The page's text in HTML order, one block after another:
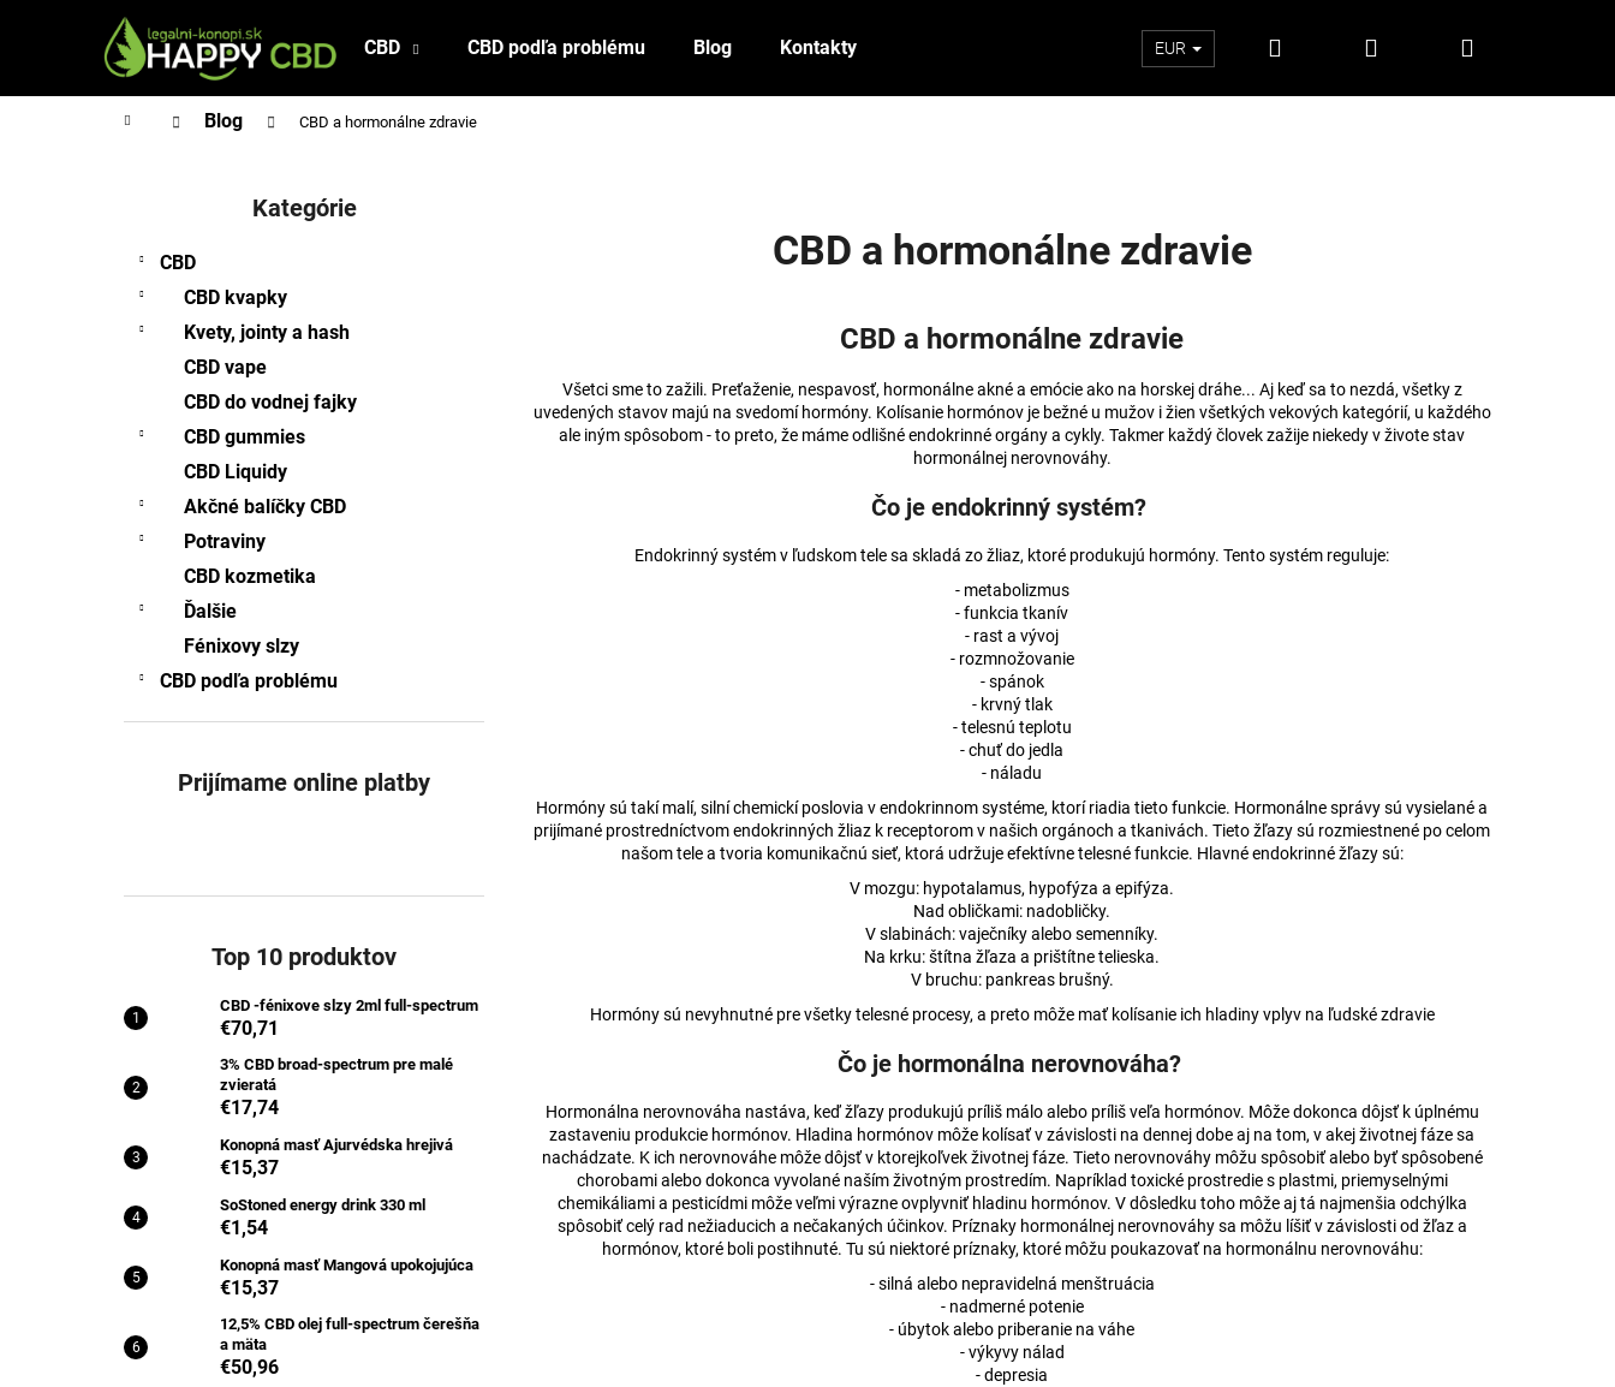
CBD CBD podľa problému Blog Kontakty EUR Prihlásenie
DomovBlog CBD a hormonálne zdravie
Kategórie
CBD
CBD kvapky
Kvety, jointy a hash
CBD vape
CBD do vodnej fajky
CBD gummies
CBD Liquidy
Akčné balíčky CBD
Potraviny
CBD kozmetika
Ďalšie
Fénixovy slzy
CBD podľa problému
Prijímame online platby
Top 10 produktov
CBD -fénixove slzy 2ml full-spectrum
€70,71
3% CBD broad-spectrum pre malé
zvieratá
€17,74
Konopná masť Ajurvédska hrejivá
€15,37
SoStoned energy drink 330 ml
€1,54
Konopná masť Mangová upokojujúca
€15,37
12,5% CBD olej full-spectrum čerešňa
a mäta
€50,96
CBD a hormonálne zdravie
CBD a hormonálne zdravie
Všetci sme to zažili. Preťaženie, nespavosť, hormonálne akné a emócie ako na horskej dráhe... Aj keď sa to nezdá, všetky z
uvedených stavov majú na svedomí hormóny. Kolísanie hormónov je bežné u mužov i žien všetkých vekových kategórií, u každého
ale iným spôsobom - to preto, že máme odlišné endokrinné orgány a cykly. Takmer každý človek zažije niekedy v živote stav
hormonálnej nerovnováhy.
Čo je endokrinný systém?
Endokrinný systém v ľudskom tele sa skladá zo žliaz, ktoré produkujú hormóny. Tento systém reguluje:
- metabolizmus
- funkcia tkanív
- rast a vývoj
- rozmnožovanie
- spánok
- krvný tlak
- telesnú teplotu
- chuť do jedla
- náladu
Hormóny sú takí malí, silní chemickí poslovia v endokrinnom systéme, ktorí riadia tieto funkcie. Hormonálne správy sú vysielané a
prijímané prostredníctvom endokrinných žliaz k receptorom v našich orgánoch a tkanivách. Tieto žľazy sú rozmiestnené po celom
našom tele a tvoria komunikačnú sieť, ktorá udržuje efektívne telesné funkcie. Hlavné endokrinné žľazy sú:
V mozgu: hypotalamus, hypofýza a epifýza.
Nad obličkami: nadobličky.
V slabinách: vaječníky alebo semenníky.
Na krku: štítna žľaza a prištítne telieska.
V bruchu: pankreas brušný.
Hormóny sú nevyhnutné pre všetky telesné procesy, a preto môže mať kolísanie ich hladiny vplyv na ľudské zdravie
Čo je hormonálna nerovnováha?
Hormonálna nerovnováha nastáva, keď žľazy produkujú príliš málo alebo príliš veľa hormónov. Môže dokonca dôjsť k úplnému
zastaveniu produkcie hormónov. Hladina hormónov môže kolísať v závislosti na dennej dobe aj na tom, v akej životnej fáze sa
nachádzate. K ich nerovnováhe môže dôjsť v ktorejkoľvek životnej fáze. Tieto nerovnováhy môžu spôsobiť alebo byť spôsobené
chorobami alebo dokonca vyvolané naším životným prostredím. Napríklad toxické prostredie s plastmi, priemyselnými
chemikáliami a pesticídmi môže veľmi výrazne ovplyvniť hladinu hormónov. V dôsledku toho môže aj tá najmenšia odchýlka
spôsobiť celý rad nežiaducich a nečakaných účinkov. Príznaky hormonálnej nerovnováhy sa môžu líšiť v závislosti od žľaz a
hormónov, ktoré boli postihnuté. Tu sú niektoré príznaky, ktoré môžu poukazovať na hormonálnu nerovnováhu:
- silná alebo nepravidelná menštruácia
- nadmerné potenie
- úbytok alebo priberanie na váhe
- výkyvy nálad
- depresia
Späť
do
Späť
do
CBD -FÉNIXOVE SLZY 2ML FULL-
SPECTRUM
€70,71
Pôvodne: €76,92
3% CBD BROAD-SPECTRUM PRE MALÉ
KONOPNÁ MASŤ AJURVÉDSKA HREJIVÁ
Pôvodne: €16,24